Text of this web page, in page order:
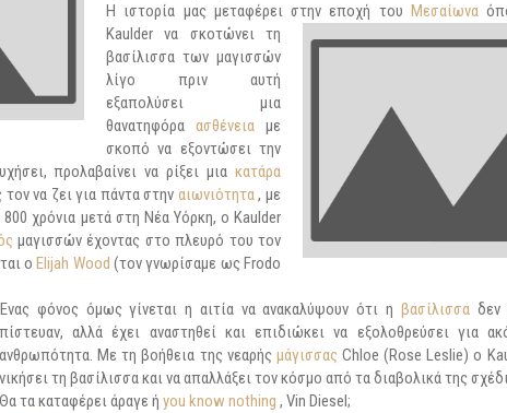
Η ιστορία μας μεταφέρει στην εποχή τουΜεσαίωνα
Kaulder να σκοτώνει τη
βασίλισσα των μαγισσών
λίγο πριν αυτή
εξαπολύσει μια
θανατηφόρα ασθένεια με
σκοπό να εξοντώσει την
προλαβαίνει να ρίξει μια κατάρα
να ζει για πάντα στην αιωνιότητα, με
χρόνια μετά στη Νέα Υόρκη, ο Kaulder
μαγισσών έχοντας στο πλευρό του τον
οElijah Wood(τον γνωρίσαμε ως Frodo
Ένας φόνος όμως γίνεται η αιτία να ανακαλύψουν ότι η βασίλισσα δεν
πίστευαν, αλλά έχει αναστηθεί και επιδιώκει να εξολοθρεύσει για
ανθρωπότητα. Με τη βοήθεια της νεαρής μάγισσαςChloe (Rose Leslie) ο
νικήσει τη βασίλισσα και να απαλλάξει τον κόσμο από τα διαβολικά της
Θα τα καταφέρει άραγε ή you know nothing , Vin Diesel;